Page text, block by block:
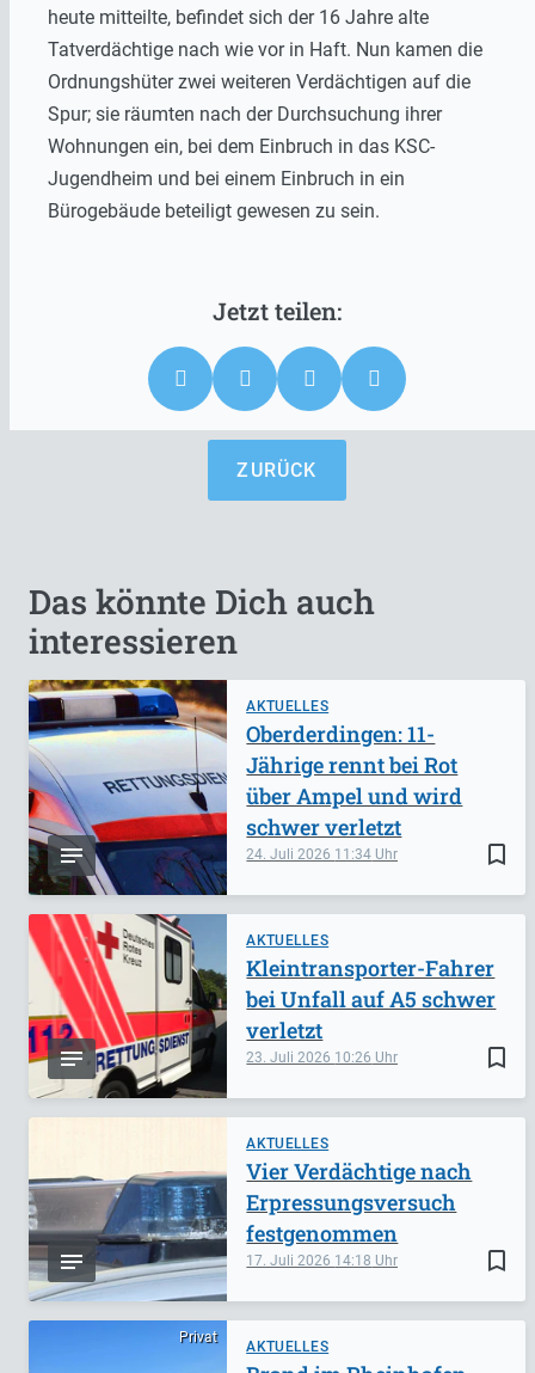
heute mitteilte, befindet sich der 16 Jahre alte
Tatverdächtige nach wie vor in Haft. Nun kamen die
Ordnungshüter zwei weiteren Verdächtigen auf die
Spur; sie räumten nach der Durchsuchung ihrer
Wohnungen ein, bei dem Einbruch in das KSC-
Jugendheim und bei einem Einbruch in ein
Bürogebäude beteiligt gewesen zu sein.
ZURÜCK
Das könnte Dich auch
interessieren
AKTUELLES
bookmark_border
24. Juli 2026 11:34
Oberderdingen: 11-
Jährige rennt bei Rot
über Ampel und wird
schwer verletzt
AKTUELLES
bookmark_border
23. Juli 2026 10:26
Kleintransporter-Fahrer
bei Unfall auf A5 schwer
verletzt
AKTUELLES
bookmark_border
17. Juli 2026 14:18
Vier Verdächtige nach
Erpressungsversuch
festgenommen
Privat
AKTUELLES